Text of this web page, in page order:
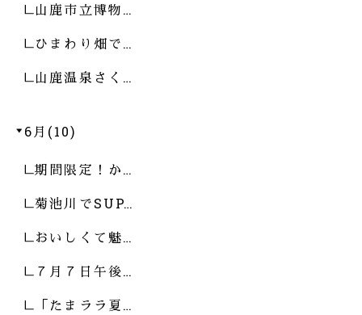
山鹿市立博物…
ひまわり畑で…
山鹿温泉さく…
6月(10)
期間限定！か…
菊池川でSUP…
おいしくて魅…
７月７日午後…
「たまララ夏…